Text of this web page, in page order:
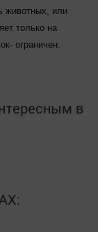
животных, или
только на
ограничен.
в